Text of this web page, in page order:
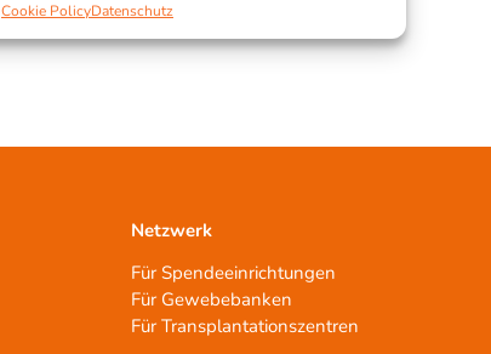
Cookie PolicyDatenschutz
Netzwerk
Für Spendeeinrichtungen
Für Gewebebanken
Für Transplantationszentren